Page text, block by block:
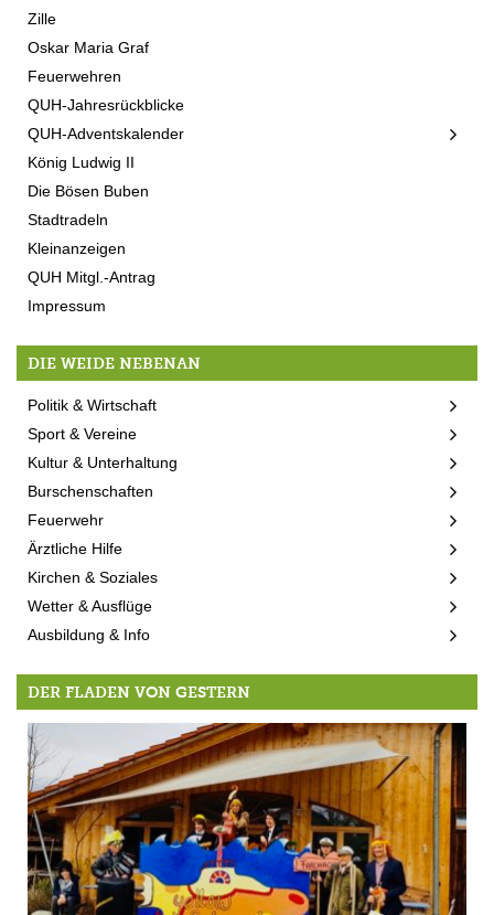
Zille
Oskar Maria Graf
Feuerwehren
QUH-Jahresrückblicke
QUH-Adventskalender
König Ludwig II
Die Bösen Buben
Stadtradeln
Kleinanzeigen
QUH Mitgl.-Antrag
Impressum
DIE WEIDE NEBENAN
Politik & Wirtschaft
Sport & Vereine
Kultur & Unterhaltung
Burschenschaften
Feuerwehr
Ärztliche Hilfe
Kirchen & Soziales
Wetter & Ausflüge
Ausbildung & Info
DER FLADEN VON GESTERN